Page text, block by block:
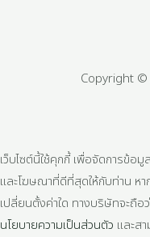
Copyright
เว็บไซต์นี้ใช้คุกกี้ เพื่อจัดการข้
และโฆษณาที่ดีที่สุดให้กับท่าน หา
เปลี่ยนตั้งค่าใด ทางบริษัทจะถือ
นโยบายความเป็นส่วนตัว และส